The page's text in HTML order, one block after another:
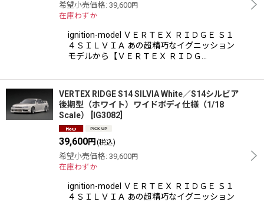
希望小売価格: 39,600円
在庫わずか
ignition-model ＶＥＲＴＥＸ ＲＩＤＧＥ Ｓ１
４ＳＩＬＶＩＡ あの超精巧なイグニッション
モデルから【ＶＥＲＴＥＸ ＲＩＤＧ…
VERTEX RIDGE S14 SILVIA White／S14シルビア
後期型（ホワイト）ワイドボディ仕様（1/18
Scale）
IG3082
39,600円 (税込)
希望小売価格: 39,600円
在庫わずか
ignition-model ＶＥＲＴＥＸ ＲＩＤＧＥ Ｓ１
４ＳＩＬＶＩＡ あの超精巧なイグニッション